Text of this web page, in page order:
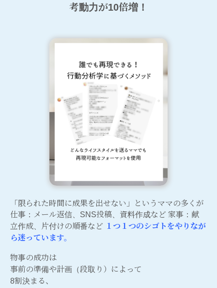
考動力が10倍増！
「限られた時間に成果を出せない」というママの多くが
仕事：メール返信、SNS投稿、資料作成など 家事：献
立作成、片付けの順番など １つ１つのシゴトをやりなが
ら迷っています。
物事の成功は
事前の準備や計画（段取り）によって
8割決まる、